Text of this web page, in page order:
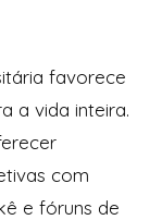
favorece
a vida inteira.
com
e fóruns de